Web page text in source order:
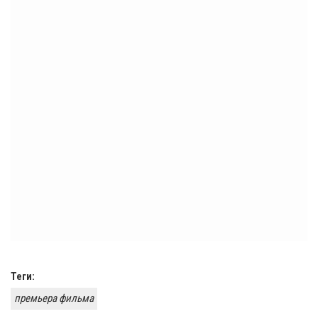
Теги:
премьера фильма